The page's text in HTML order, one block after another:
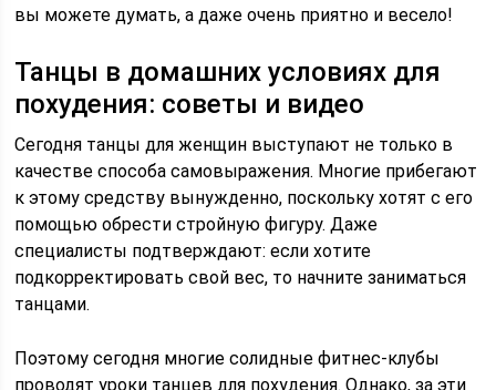
вы можете думать, а даже очень приятно и весело!
Танцы в домашних условиях для
похудения: советы и видео
Сегодня танцы для женщин выступают не только в
качестве способа самовыражения. Многие прибегают
к этому средству вынужденно, поскольку хотят с его
помощью обрести стройную фигуру. Даже
специалисты подтверждают: если хотите
подкорректировать свой вес, то начните заниматься
танцами.
Поэтому сегодня многие солидные фитнес-клубы
проводят уроки танцев для похудения. Однако, за эти